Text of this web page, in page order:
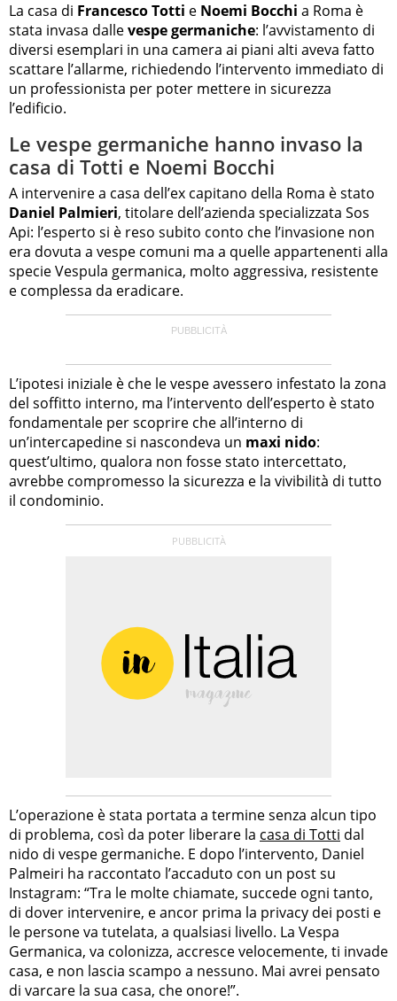
La casa di Francesco Totti e Noemi Bocchi a Roma è
stata invasa dallevespe germaniche: l’avvistamento di
diversi esemplari in una camera ai piani alti aveva fatto
scattare l’allarme, richiedendo l’intervento immediato di
un professionista per poter mettere in sicurezza
l’edificio.
Le vespe germaniche hanno invaso la
casa di Totti e Noemi Bocchi
A intervenire a casa dell’ex capitano della Roma è stato
Daniel Palmieri, titolare dell’azienda specializzata Sos
Api: l’esperto si è reso subito conto che l’invasione non
era dovuta a vespe comuni ma a quelle appartenenti alla
specie Vespula germanica, molto aggressiva, resistente
e complessa da eradicare.
L’ipotesi iniziale è che le vespe avessero infestato la zona
del soffitto interno, ma l’intervento dell’esperto è stato
fondamentale per scoprire che all’interno di
un’intercapedine si nascondeva un maxi nido:
quest’ultimo, qualora non fosse stato intercettato,
avrebbe compromesso la sicurezza e la vivibilità di tutto
il condominio.
L’operazione è stata portata a termine senza alcun tipo
di problema, così da poter liberare la casa di Totti dal
nido di vespe germaniche. E dopo l’intervento, Daniel
Palmeiri ha raccontato l’accaduto con un post su
Instagram: “Tra le molte chiamate, succede ogni tanto,
di dover intervenire, e ancor prima la privacy dei posti e
le persone va tutelata, a qualsiasi livello. La Vespa
Germanica, va colonizza, accresce velocemente, ti invade
casa, e non lascia scampo a nessuno. Mai avrei pensato
di varcare la sua casa, che onore!”.